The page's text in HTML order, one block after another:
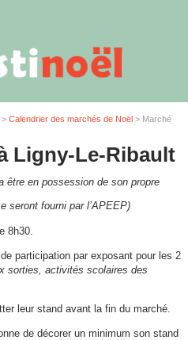
Calendrier des marchés de Noël> Marché
Ligny-Le-Ribault
être en possession de son propre
seront fourni par l’APEEP)
8h30.
participation par exposant pour les 2
sorties, activités scolaires des
leur stand avant la fin du marché.
de décorer un minimum son stand